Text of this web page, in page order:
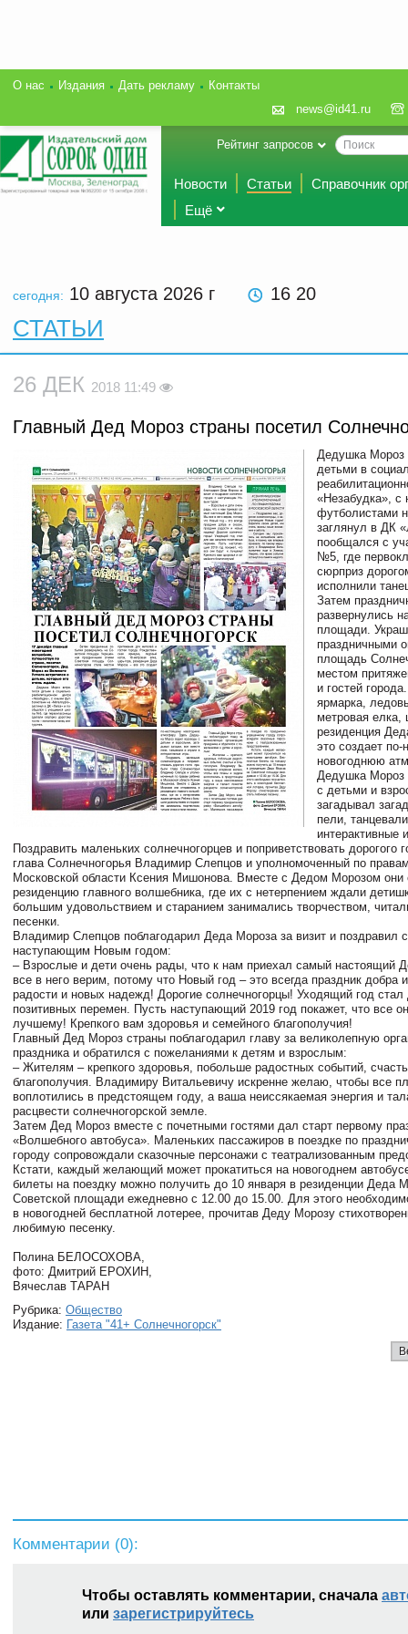
О нас Издания Дать рекламу
Контакты
news@id41.ru
Рейтинг запросов
Новости Статьи
Справочник
Ещё
сегодня: 10 августа 2026 г 16 20
СТАТЬИ
26 ДЕК 2018 11:49
Главный Дед Мороз страны посетил
Дедушка Мороз
детьми в
«Незабудка»,
футболистами
заглянул в ДК
пообщался с
№5, где
сюрприз
исполнили
Затем
развернулись
площади.
праздничными
площадь
местом
и гостей
ярмарка,
метровая елка,
резиденция
это создает
новогоднюю
Дедушка Мороз
с детьми и
загадывал
пели,
интерактивные
Поздравить маленьких солнечногорцев и поприветствовать дорогого
глава Солнечногорья Владимир Слепцов и уполномоченный по
Московской области Ксения Мишонова. Вместе с Дедом Морозом они
резиденцию главного волшебника, где их с нетерпением ждали
большим удовольствием и старанием занимались творчеством,
песенки.
Владимир Слепцов поблагодарил Деда Мороза за визит и поздравил
наступающим Новым годом:
– Взрослые и дети очень рады, что к нам приехал самый настоящий
все в него верим, потому что Новый год – это всегда праздник добра
радости и новых надежд! Дорогие солнечногорцы! Уходящий год
позитивных перемен. Пусть наступающий 2019 год покажет, что все
лучшему! Крепкого вам здоровья и семейного благополучия!
Главный Дед Мороз страны поблагодарил главу за великолепную
праздника и обратился с пожеланиями к детям и взрослым:
– Жителям – крепкого здоровья, побольше радостных событий,
благополучия. Владимиру Витальевичу искренне желаю, чтобы все
воплотились в предстоящем году, а ваша неиссякаемая энергия и
расцвести солнечногорской земле.
Затем Дед Мороз вместе с почетными гостями дал старт первому
«Волшебного автобуса». Маленьких пассажиров в поездке по
городу сопровождали сказочные персонажи с театрализованным
Кстати, каждый желающий может прокатиться на новогоднем
билеты на поездку можно получить до 10 января в резиденции Деда
Советской площади ежедневно с 12.00 до 15.00. Для этого
в новогодней бесплатной лотерее, прочитав Деду Морозу
любимую песенку.
Полина БЕЛОСОХОВА,
фото: Дмитрий ЕРОХИН,
Вячеслав ТАРАН
Рубрика: Общество
Издание: Газета "41+ Солнечногорск"
Комментарии (0):
Чтобы оставлять комментарии, сначала
или зарегистрируйтесь